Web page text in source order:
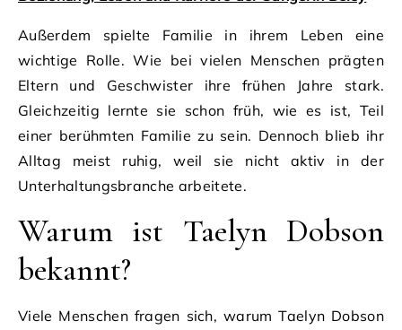
Außerdem spielte Familie in ihrem Leben eine
wichtige Rolle. Wie bei vielen Menschen prägten
Eltern und Geschwister ihre frühen Jahre stark.
Gleichzeitig lernte sie schon früh, wie es ist, Teil
einer berühmten Familie zu sein. Dennoch blieb ihr
Alltag meist ruhig, weil sie nicht aktiv in der
Unterhaltungsbranche arbeitete.
Warum ist Taelyn Dobson
bekannt?
Viele Menschen fragen sich, warum Taelyn Dobson